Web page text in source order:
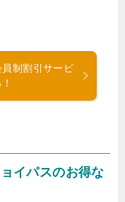
制割引サービ
イパスのお得な